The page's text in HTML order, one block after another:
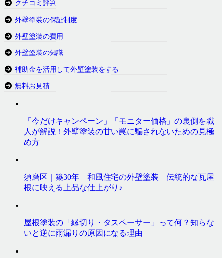
クチコミ評判
外壁塗装の保証制度
外壁塗装の費用
外壁塗装の知識
補助金を活用して外壁塗装をする
無料お見積
「今だけキャンペーン」「モニター価格」の裏側を職
人が解説！外壁塗装の甘い罠に騙されないための見極
め方
須磨区｜築30年 和風住宅の外壁塗装 伝統的な瓦屋
根に映える上品な仕上がり♪
屋根塗装の「縁切り・タスペーサー」って何？知らな
いと逆に雨漏りの原因になる理由